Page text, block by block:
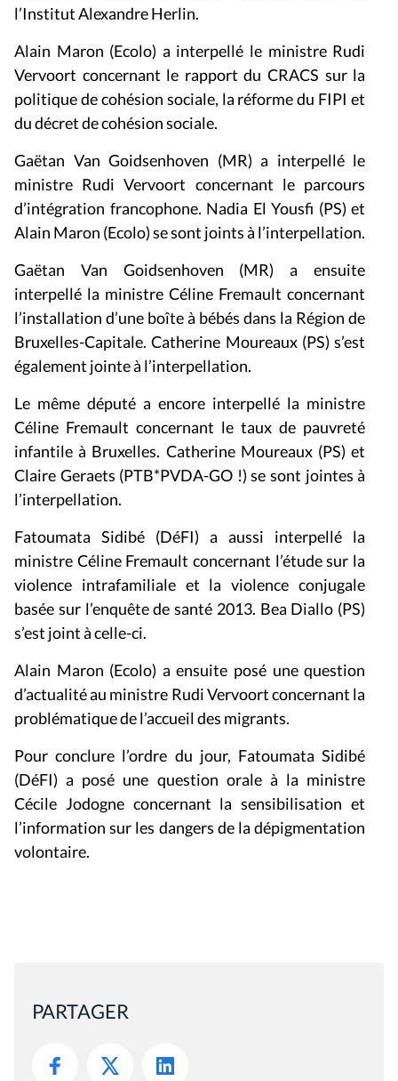
l’Institut Alexandre Herlin.
Alain Maron (Ecolo) a interpellé le ministre Rudi
Vervoort concernant le rapport du CRACS sur la
politique de cohésion sociale, la réforme du FIPI et
du décret de cohésion sociale.
Gaëtan Van Goidsenhoven (MR) a interpellé le
ministre Rudi Vervoort concernant le parcours
d’intégration francophone. Nadia El Yousfi (PS) et
Alain Maron (Ecolo) se sont joints à l’interpellation.
Gaëtan Van Goidsenhoven (MR) a ensuite
interpellé la ministre Céline Fremault concernant
l’installation d’une boîte à bébés dans la Région de
Bruxelles-Capitale. Catherine Moureaux (PS) s’est
également jointe à l’interpellation.
Le même député a encore interpellé la ministre
Céline Fremault concernant le taux de pauvreté
infantile à Bruxelles. Catherine Moureaux (PS) et
Claire Geraets (PTB*PVDA-GO !) se sont jointes à
l’interpellation.
Fatoumata Sidibé (DéFI) a aussi interpellé la
ministre Céline Fremault concernant l’étude sur la
violence intrafamiliale et la violence conjugale
basée sur l’enquête de santé 2013. Bea Diallo (PS)
s’est joint à celle-ci.
Alain Maron (Ecolo) a ensuite posé une question
d’actualité au ministre Rudi Vervoort concernant la
problématique de l’accueil des migrants.
Pour conclure l’ordre du jour, Fatoumata Sidibé
(DéFI) a posé une question orale à la ministre
Cécile Jodogne concernant la sensibilisation et
l’information sur les dangers de la dépigmentation
volontaire.
PARTAGER